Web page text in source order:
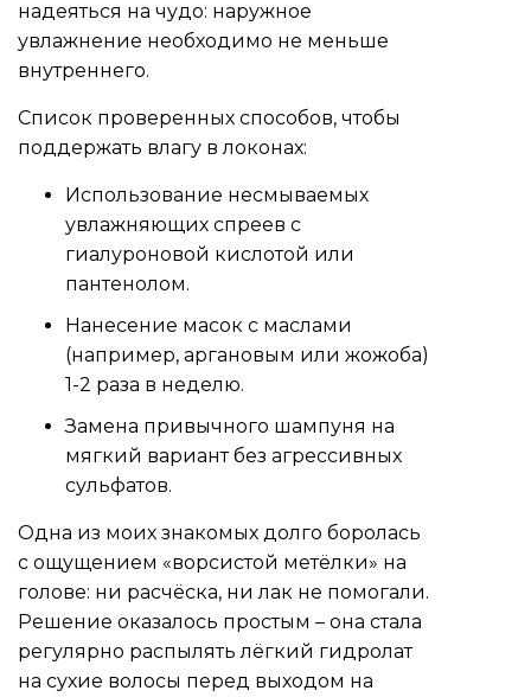
надеяться на чудо: наружное
увлажнение необходимо не меньше
внутреннего.
Список проверенных способов, чтобы
поддержать влагу в локонах:
Использование несмываемых
увлажняющих спреев с
гиалуроновой кислотой или
пантенолом.
Нанесение масок с маслами
(например, аргановым или жожоба)
1-2 раза в неделю.
Замена привычного шампуня на
мягкий вариант без агрессивных
сульфатов.
Одна из моих знакомых долго боролась
с ощущением «ворсистой метёлки» на
голове: ни расчёска, ни лак не помогали.
Решение оказалось простым – она стала
регулярно распылять лёгкий гидролат
на сухие волосы перед выходом на